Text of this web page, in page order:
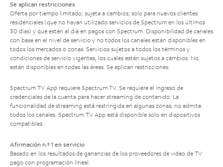
Se aplican restricciones
Oferta por tiempo limitado; sujeta a cambios; solo para nuevos clientes
residenciales (que no hayan utilizado servicios de Spectrum en los últimos
30 días) y que estén al día en pagos con Spectrum. Disponibilidad de canales
con base en el nivel de servicio y no todos los canales están disponibles en
todos los mercados o zonas. Servicios sujetos a todos los términos y
condiciones de servicio vigentes, los cuales están sujetos a cambios. No
están disponibles en todas las áreas. Se aplican restricciones.
Spectrum TV App requiere Spectrum TV. Se requiere el ingreso de
credenciales de la cuenta para hacer streaming de contenido. La
funcionalidad de streaming está restringida en algunas zonas; no admite
todos los canales. Spectrum TV App está disponible solo en dispositivos
compatibles.
Afirmación n.º 1 en servicio
Basado en los resultados de ganancias de los proveedores de video de TV
pago con programación lineal.